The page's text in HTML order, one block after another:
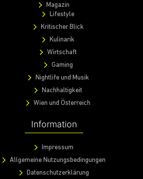
Magazin
Lifestyle
Kritischer Blick
Kulinarik
Wirtschaft
Gaming
Nightlife und Musik
Nachhaltigkeit
Wien und Österreich
Information
Impressum
Allgemeine Nutzungsbedingungen
Datenschutzerklärung